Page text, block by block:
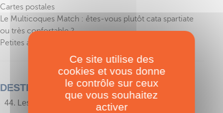
Cartes postales
Le Multicoques Match : êtes-vous plutôt cata spartiate
ou très confortable ?
Petites annonces
DESTINATIONS
44. Les Bahamas, 700 îles rien que pour vous…
Ce site utilise des
cookies et vous donne
le contrôle sur ceux
que vous souhaitez
activer